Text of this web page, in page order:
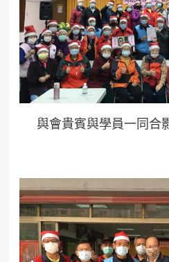
與會貴賓與學員一同合